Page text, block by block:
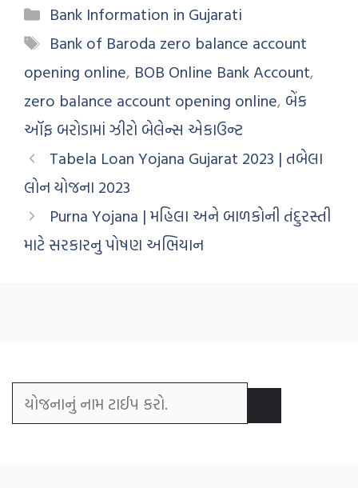
Bank Information in Gujarati
Bank of Baroda zero balance account
opening online, BOB Online Bank Account,
zero balance account opening online, બેંક
ઑફ બરોડામાં ઝીરો બેલેન્સ એકાઉન્ટ
Tabela Loan Yojana Gujarat 2023 | તબેલા
લોન યોજના 2023
Purna Yojana | મહિલા અને બાળકોની તંદુરસ્તી
માટે સરકારનુ પોષણ અભિયાન